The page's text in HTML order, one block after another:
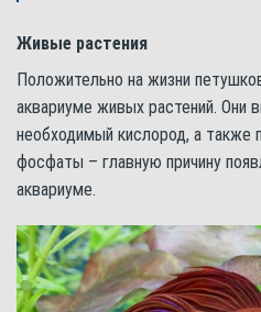
Живые растения
Положительно на жизни
аквариуме живых растений. Они
необходимый кислород, а также
фосфаты – главную причину
аквариуме.